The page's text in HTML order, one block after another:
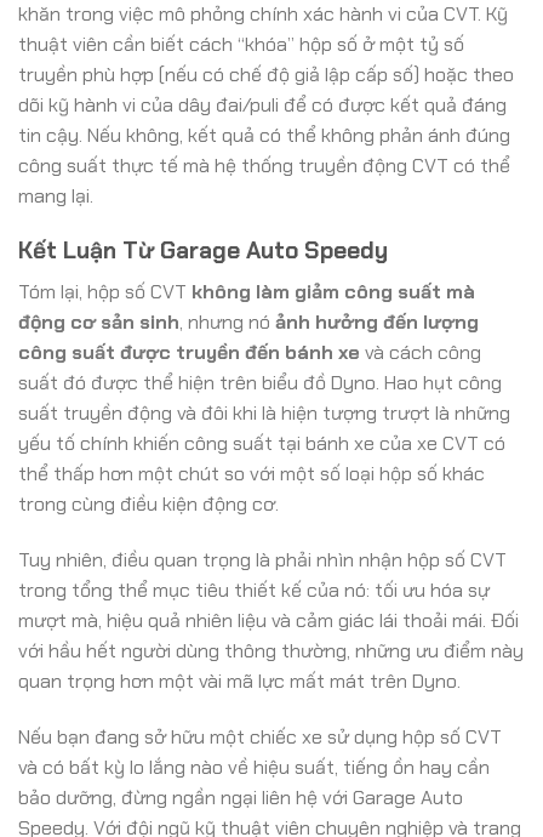
khăn trong việc mô phỏng chính xác hành vi của CVT. Kỹ
thuật viên cần biết cách “khóa” hộp số ở một tỷ số
truyền phù hợp (nếu có chế độ giả lập cấp số) hoặc theo
dõi kỹ hành vi của dây đai/puli để có được kết quả đáng
tin cậy. Nếu không, kết quả có thể không phản ánh đúng
công suất thực tế mà hệ thống truyền động CVT có thể
mang lại.
Kết Luận Từ Garage Auto Speedy
Tóm lại, hộp số CVT không làm giảm công suất mà
động cơ sản sinh, nhưng nó ảnh hưởng đến lượng
công suất được truyền đến bánh xe và cách công
suất đó được thể hiện trên biểu đồ Dyno. Hao hụt công
suất truyền động và đôi khi là hiện tượng trượt là những
yếu tố chính khiến công suất tại bánh xe của xe CVT có
thể thấp hơn một chút so với một số loại hộp số khác
trong cùng điều kiện động cơ.
Tuy nhiên, điều quan trọng là phải nhìn nhận hộp số CVT
trong tổng thể mục tiêu thiết kế của nó: tối ưu hóa sự
mượt mà, hiệu quả nhiên liệu và cảm giác lái thoải mái. Đối
với hầu hết người dùng thông thường, những ưu điểm này
quan trọng hơn một vài mã lực mất mát trên Dyno.
Nếu bạn đang sở hữu một chiếc xe sử dụng hộp số CVT
và có bất kỳ lo lắng nào về hiệu suất, tiếng ồn hay cần
bảo dưỡng, đừng ngần ngại liên hệ với Garage Auto
Speedy. Với đội ngũ kỹ thuật viên chuyên nghiệp và trang